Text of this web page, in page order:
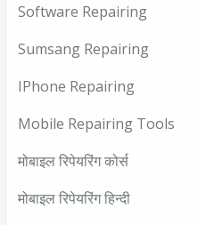
Software Repairing
Sumsang Repairing
IPhone Repairing
Mobile Repairing Tools
मोबाइल रिपेयरिंग कोर्स
मोबाइल रिपेयरिंग हिन्दी